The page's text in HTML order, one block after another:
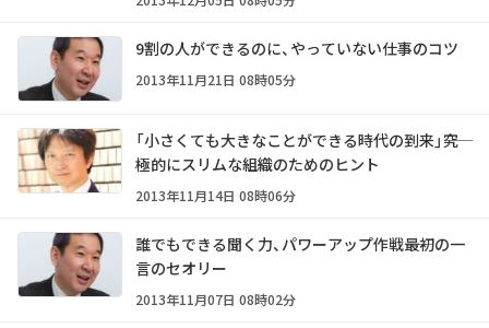
9割の人ができるのに、やっていない仕事のコツ
2013年11月21日 08時05分
「小さくても大きなことができる時代の到来」――究
極的にスリムな組織のためのヒント
2013年11月14日 08時06分
誰でもできる聞く力、パワーアップ作戦――最初の一
言のセオリー
2013年11月07日 08時02分